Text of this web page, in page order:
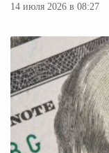
14 июля 2026 в 08:27